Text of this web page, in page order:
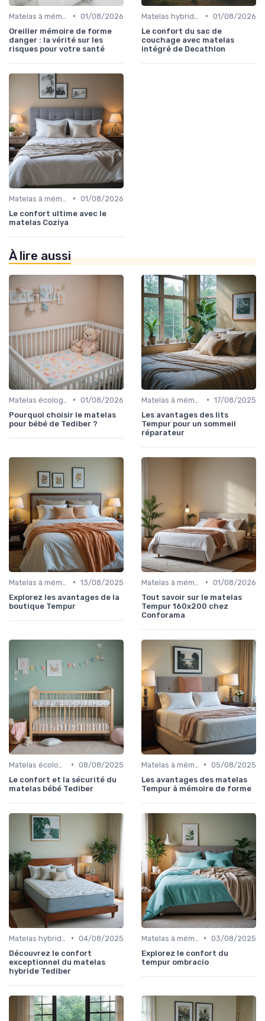
• 01/08/2026
Oreiller mémoire de forme
danger : la vérité sur les
risques pour votre santé
• 01/08/2026
Le confort du sac de
couchage avec matelas
intégré de Decathlon
• 01/08/2026
Le confort ultime avec le
matelas Coziya
À lire aussi
• 01/08/2026
Pourquoi choisir le matelas
pour bébé de Tediber ?
• 17/08/2025
Les avantages des lits
Tempur pour un sommeil
réparateur
• 13/08/2025
Explorez les avantages de la
boutique Tempur
• 01/08/2026
Tout savoir sur le matelas
Tempur 160x200 chez
Conforama
• 08/08/2025
Le confort et la sécurité du
matelas bébé Tediber
• 05/08/2025
Les avantages des matelas
Tempur à mémoire de forme
• 04/08/2025
Découvrez le confort
exceptionnel du matelas
hybride Tediber
• 03/08/2025
Explorez le confort du
tempur ombracio